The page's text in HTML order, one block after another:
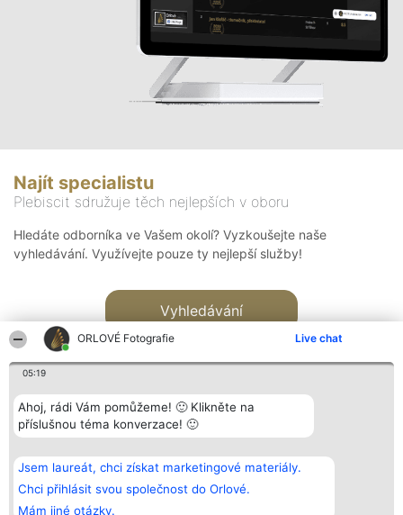
ORLOVÉ Fotografie Live chat
05:19
Ahoj, rádi Vám pomůžeme! 🙂 Klikněte na
příslušnou téma konverzace! 🙂
Jsem laureát, chci získat marketingové materiály.
Chci přihlásit svou společnost do Orlové.
Mám jiné otázky.
Najít specialistu
Plebiscit sdružuje těch nejlepších v oboru
Hledáte odborníka ve Vašem okolí? Vyzkoušejte naše
vyhledávání. Využívejte pouze ty nejlepší služby!
Vyhledávání
Bright Side Solutions sp. z o.
o. sp. k.
ul. Ruska 22
Wrocław 50-079
KRS 0000749100 | Regon
Vítězové
Seznam všech
laureátů
Zásady
Kontakt